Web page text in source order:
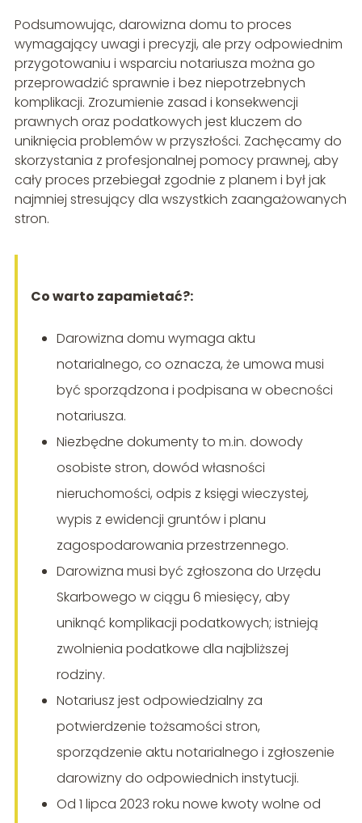
Podsumowując, darowizna domu to proces
wymagający uwagi i precyzji, ale przy odpowiednim
przygotowaniu i wsparciu notariusza można go
przeprowadzić sprawnie i bez niepotrzebnych
komplikacji. Zrozumienie zasad i konsekwencji
prawnych oraz podatkowych jest kluczem do
uniknięcia problemów w przyszłości. Zachęcamy do
skorzystania z profesjonalnej pomocy prawnej, aby
cały proces przebiegał zgodnie z planem i był jak
najmniej stresujący dla wszystkich zaangażowanych
stron.
Co warto zapamietać?:
Darowizna domu wymaga aktu
notarialnego, co oznacza, że umowa musi
być sporządzona i podpisana w obecności
notariusza.
Niezbędne dokumenty to m.in. dowody
osobiste stron, dowód własności
nieruchomości, odpis z księgi wieczystej,
wypis z ewidencji gruntów i planu
zagospodarowania przestrzennego.
Darowizna musi być zgłoszona do Urzędu
Skarbowego w ciągu 6 miesięcy, aby
uniknąć komplikacji podatkowych; istnieją
zwolnienia podatkowe dla najbliższej
rodziny.
Notariusz jest odpowiedzialny za
potwierdzenie tożsamości stron,
sporządzenie aktu notarialnego i zgłoszenie
darowizny do odpowiednich instytucji.
Od 1 lipca 2023 roku nowe kwoty wolne od